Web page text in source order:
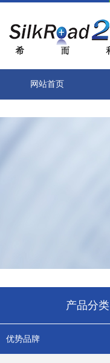
网站首页
产品分类
优势品牌